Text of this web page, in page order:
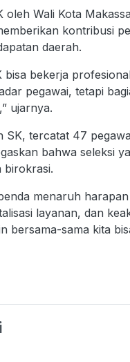
oleh Wali Kota
kontribusi
daerah.
bisa bekerja
pegawai, tetapi
ujarnya.
SK, tercatat 47
bahwa seleksi
birokrasi.
menaruh
layanan, dan
bersama-sama kita